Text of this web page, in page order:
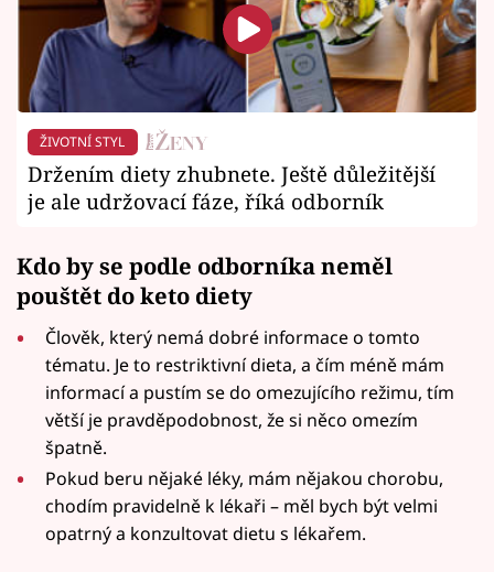
ŽIVOTNÍ STYL
Držením diety zhubnete. Ještě důležitější
je ale udržovací fáze, říká odborník
Kdo by se podle odborníka neměl
pouštět do keto diety
Člověk, který nemá dobré informace o tomto
tématu. Je to restriktivní dieta, a čím méně mám
informací a pustím se do omezujícího režimu, tím
větší je pravděpodobnost, že si něco omezím
špatně.
Pokud beru nějaké léky, mám nějakou chorobu,
chodím pravidelně k lékaři – měl bych být velmi
opatrný a konzultovat dietu s lékařem.